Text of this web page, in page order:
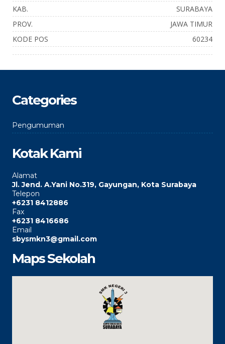
KAB.
SURABAYA
PROV.
JAWA TIMUR
KODE POS
60234
Categories
Pengumuman
Kotak Kami
Alamat
Jl. Jend. A.Yani No.319, Gayungan, Kota Surabaya
Telepon
+6231 8412886
Fax
+6231 8416686
Email
sbysmkn3@gmail.com
Maps Sekolah